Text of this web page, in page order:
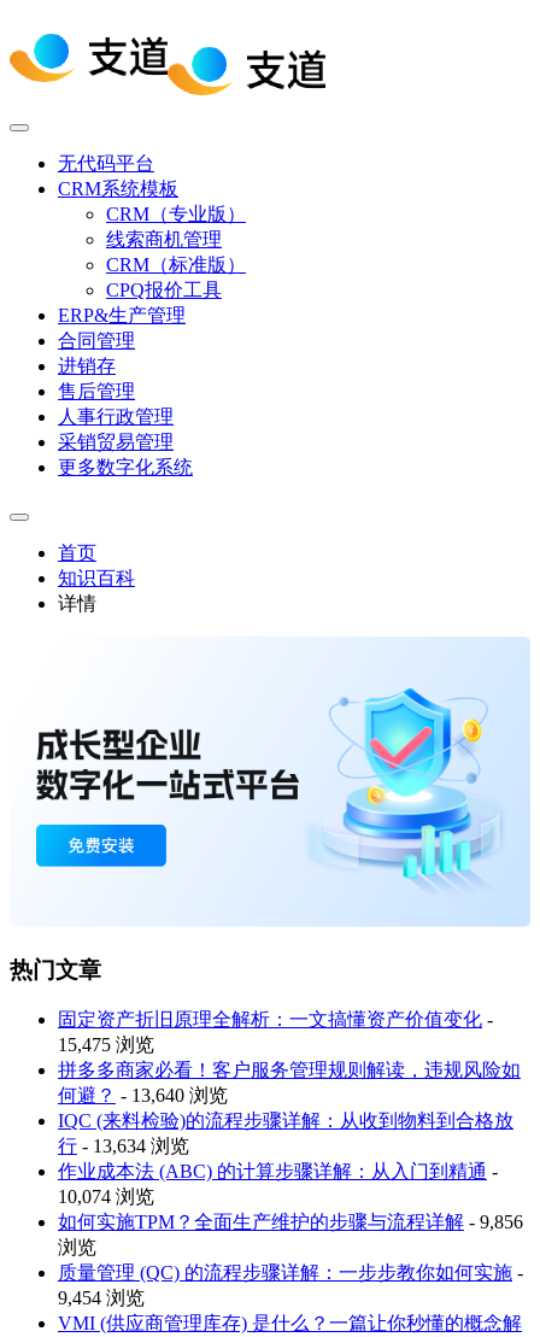
无代码平台
CRM系统模板
CRM（专业版）
线索商机管理
CRM（标准版）
CPQ报价工具
ERP&生产管理
合同管理
进销存
售后管理
人事行政管理
采销贸易管理
更多数字化系统
首页
知识百科
详情
热门文章
固定资产折旧原理全解析：一文搞懂资产价值变化 -
15,475 浏览
拼多多商家必看！客户服务管理规则解读，违规风险如
何避？ - 13,640 浏览
IQC (来料检验)的流程步骤详解：从收到物料到合格放
行 - 13,634 浏览
作业成本法 (ABC) 的计算步骤详解：从入门到精通 -
10,074 浏览
如何实施TPM？全面生产维护的步骤与流程详解 - 9,856
浏览
质量管理 (QC) 的流程步骤详解：一步步教你如何实施 -
9,454 浏览
VMI (供应商管理库存) 是什么？一篇让你秒懂的概念解